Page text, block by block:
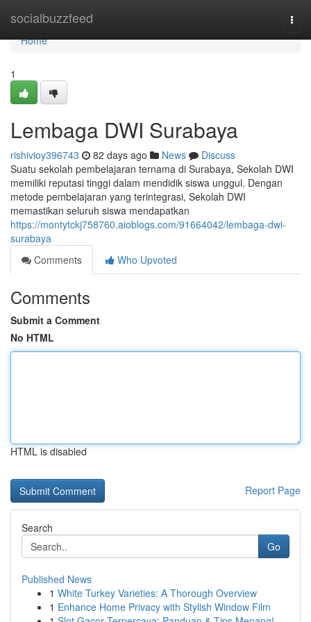
socialbuzzfeed
Home
Home
1
Lembaga DWI Surabaya
rishivioy396743 82 days ago News
Discuss
Suatu sekolah pembelajaran ternama di Surabaya, Sekolah DWI
memiliki reputasi tinggi dalam mendidik siswa unggul. Dengan
metode pembelajaran yang terintegrasi, Sekolah DWI
memastikan seluruh siswa mendapatkan
https://montytckj758760.aioblogs.com/91664042/lembaga-dwi-
surabaya
Comments
Who Upvoted
Comments
Submit a Comment
No HTML
HTML is disabled
Report Page
Search
Go
Published News
1 White Turkey Varieties: A Thorough Overview
1 Enhance Home Privacy with Stylish Window Film